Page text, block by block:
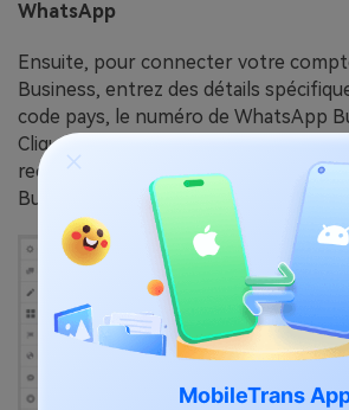
MobileTrans
WhatsApp
Ensuite, pour connecter votre
Business, entrez des détails
code pays, le numéro de WhatsApp
Cliquez ensuite sur le bouton
recevoir le code de votre numéro de
Business.